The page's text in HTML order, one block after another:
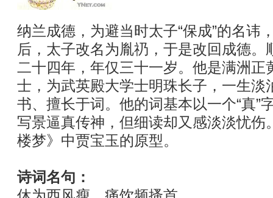
纳兰成德，为避当时太子“保成”的名讳
后，太子改名为胤礽，于是改回成德。
二十四年，年仅三十一岁。他是满洲正
士，为武英殿大学士明珠长子，一生淡
书、擅长于词。他的词基本以一个“真”
写景逼真传神，但细读却又感淡淡忧伤
楼梦》中贾宝玉的原型。
诗词名句：